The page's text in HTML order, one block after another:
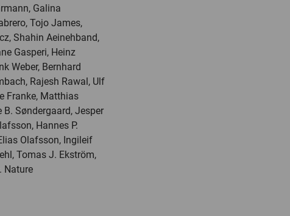
Galina
Tojo James,
Shahin Aeinehband,
Gasperi, Heinz
Weber, Bernhard
Rajesh Rawal, Ulf
Franke, Matthias
B. Søndergaard, Jesper
Hannes P.
Olafsson, Ingileif
Tomas J. Ekström,
Nature